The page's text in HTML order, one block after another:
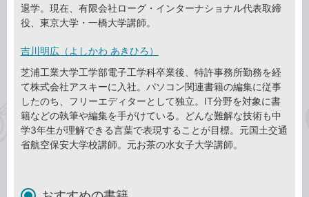
退学。現在、有限会社ローグ・インターナショナル代表取締
役、東京大学・一橋大学講師。
吉川明広（よしかわ あきひろ）
芝浦工業大学工学部電子工学科卒業後、特許事務所勤務を経
て株式会社アスキーに入社。パソコン関連書籍の編集に従事
したのち、フリーエディターとして独立。IT分野を対象に書
籍などの執筆や編集を手がけている。どんな難解な技術も中
学3年生が理解できる言葉で表現することが目標。元国土交通
省航空保安大学校講師。元お茶の水女子大学講師。